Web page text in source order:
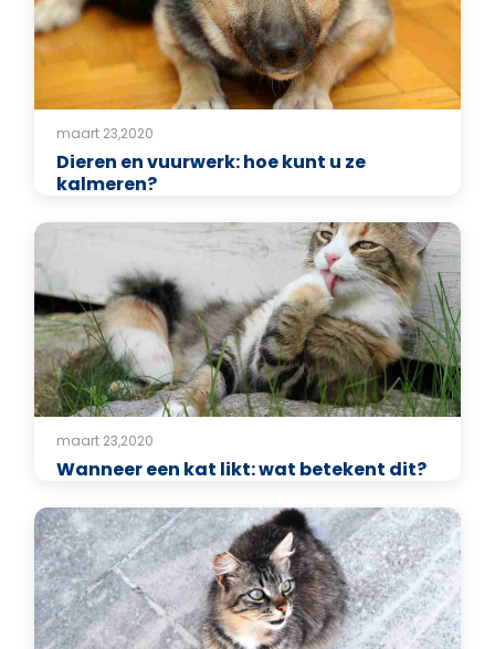
maart 23,2020
Dieren en vuurwerk: hoe kunt u ze
kalmeren?
maart 23,2020
Wanneer een kat likt: wat betekent dit?